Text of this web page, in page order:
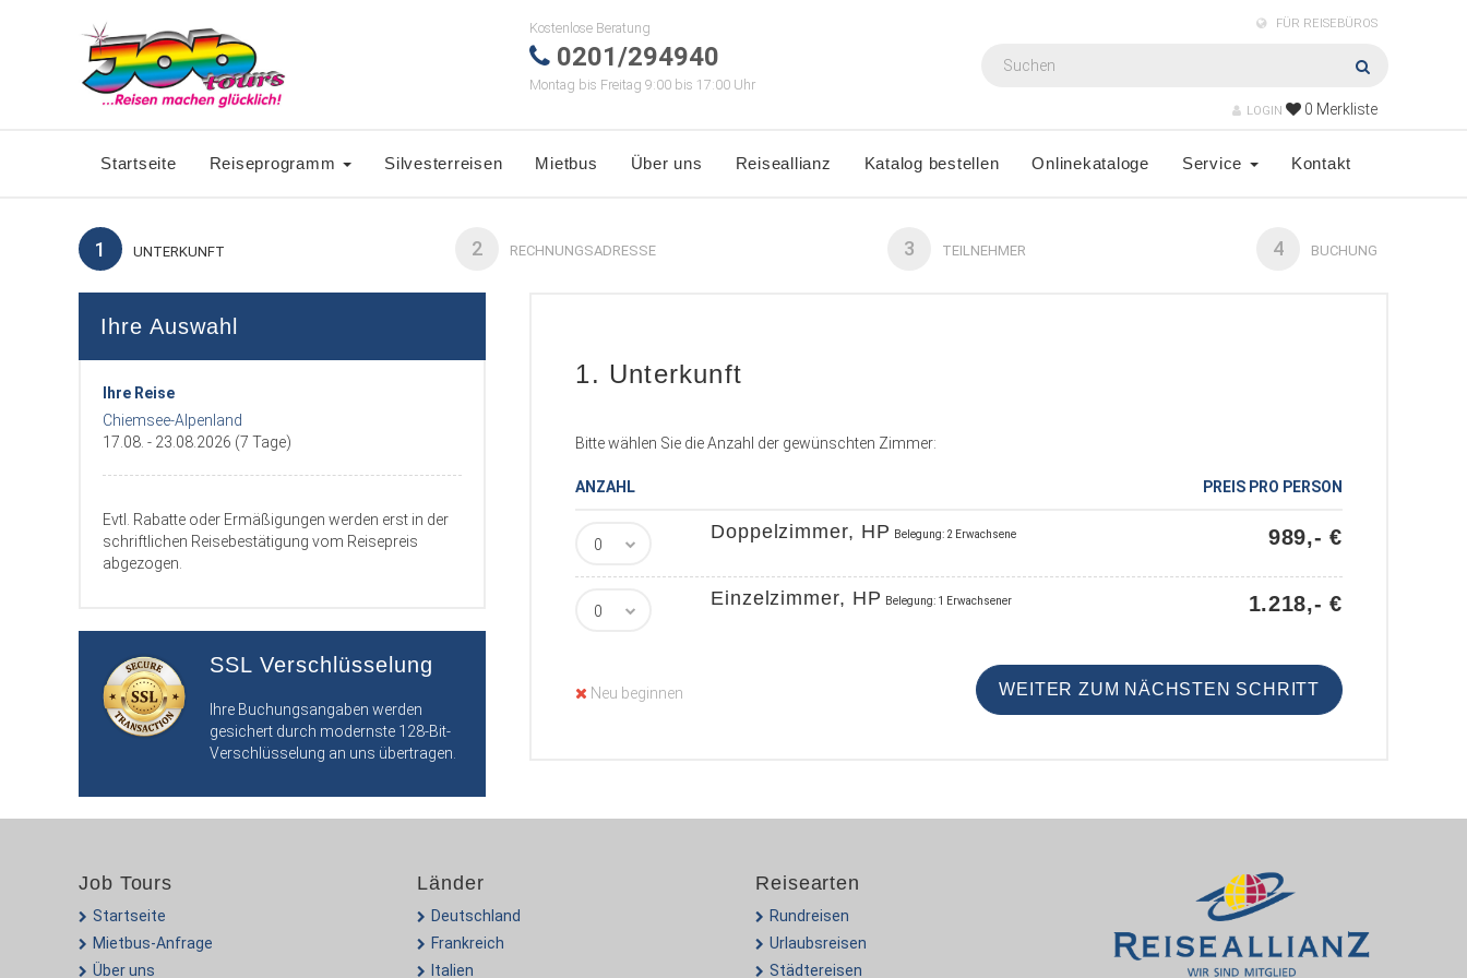
Kostenlose Beratung
0201/294940
Montag bis Freitag 9:00 bis 17:00 Uhr
FÜR REISEBÜROS
LOGIN 0 Merkliste
Startseite Reiseprogramm Silvesterreisen Mietbus Über uns Reiseallianz Katalog bestellen Onlinekataloge Service Kontakt
1 UNTERKUNFT 2 RECHNUNGSADRESSE 3 TEILNEHMER 4 BUCHUNG
1. Unterkunft
Bitte wählen Sie die Anzahl der gewünschten Zimmer:
ANZAHL PREIS PRO PERSON
Doppelzimmer, HP Belegung: 2 Erwachsene 989,- €
Einzelzimmer, HP Belegung: 1 Erwachsener 1.218,- €
WEITER ZUM NÄCHSTEN SCHRITT
Neu beginnen
Ihre Auswahl
Ihre Reise
Chiemsee-Alpenland
17.08. - 23.08.2026 (7 Tage)
Evtl. Rabatte oder Ermäßigungen werden erst in der
schriftlichen Reisebestätigung vom Reisepreis
abgezogen.
SSL Verschlüsselung
Ihre Buchungsangaben werden
gesichert durch modernste 128-Bit-
Verschlüsselung an uns übertragen.
Job Tours
Startseite
Mietbus-Anfrage
Über uns
Länder
Deutschland
Frankreich
Italien
Reisearten
Rundreisen
Urlaubsreisen
Städtereisen